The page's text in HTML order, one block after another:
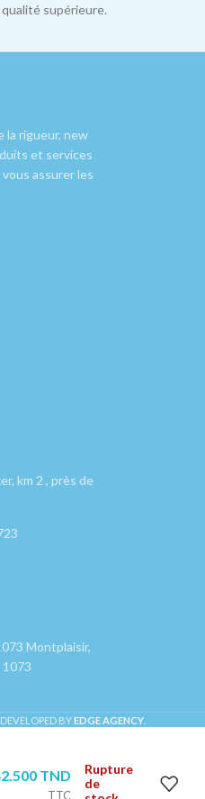
supérieure.
la rigueur, new
et services
assurer les
km 2 , près de
Montplaisir,
1073
BYEDGE AGENCY
TND
TTC
Rupture
de